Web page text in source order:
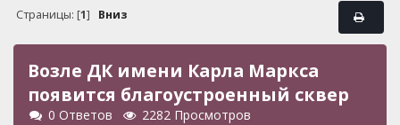
Страницы: [1] Вниз
Возле ДК имени Карла Маркса
появится благоустроенный сквер
0 Ответов 2282 Просмотров